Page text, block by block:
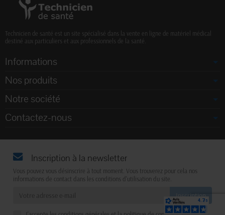
Technicien de santé est un site spécialisé dans la vente en ligne de matériel médical
destiné aux particuliers et aux professionnels de la santé.
Informations
Nos produits
Notre société
Contactez-nous
Inscription à la newsletter
Vous pouvez vous désinscrire à tout moment. Vous trouverez pour cela nos
informations de contact dans les conditions d'utilisation du site.